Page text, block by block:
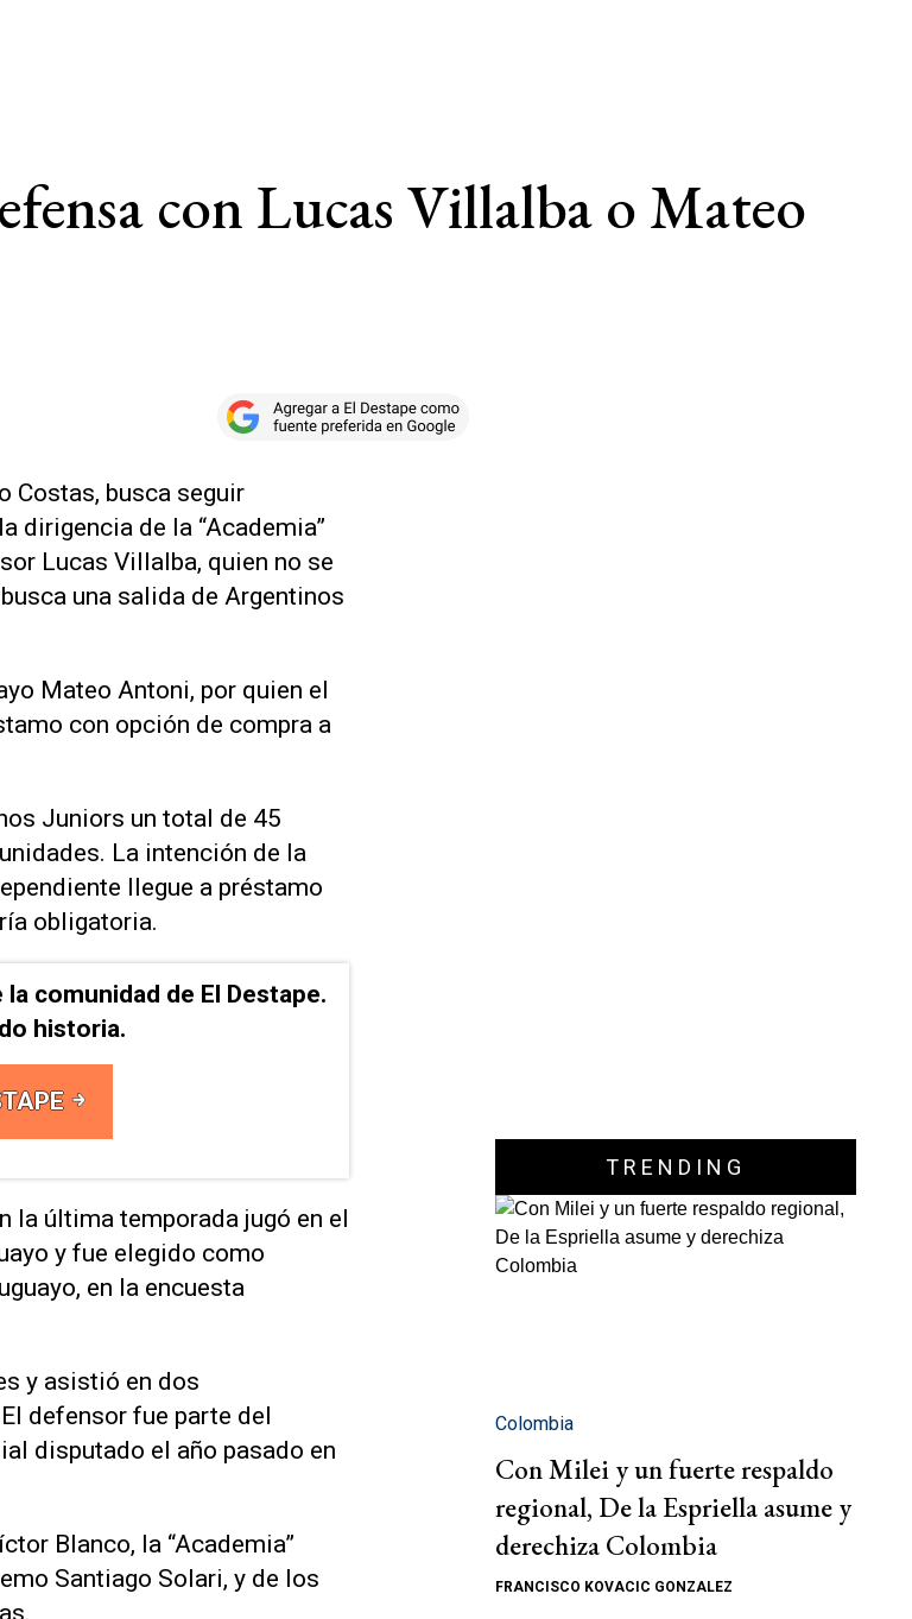
con Lucas Villalba o Mateo
Costas, busca seguir
dirigencia de la “Academia”
Lucas Villalba, quien no se
una salida de Argentinos
Mateo Antoni, por quien el
con opción de compra a
Juniors un total de 45
La intención de la
llegue a préstamo
obligatoria.
comunidad de El Destape.
historia.
la última temporada jugó en el
y fue elegido como
en la encuesta
y asistió en dos
defensor fue parte del
disputado el año pasado en
Blanco, la “Academia”
Santiago Solari, y de los
TRENDING
Colombia
Con Milei y un fuerte respaldo
regional, De la Espriella asume y
derechiza Colombia
FRANCISCO KOVACIC GONZALEZ